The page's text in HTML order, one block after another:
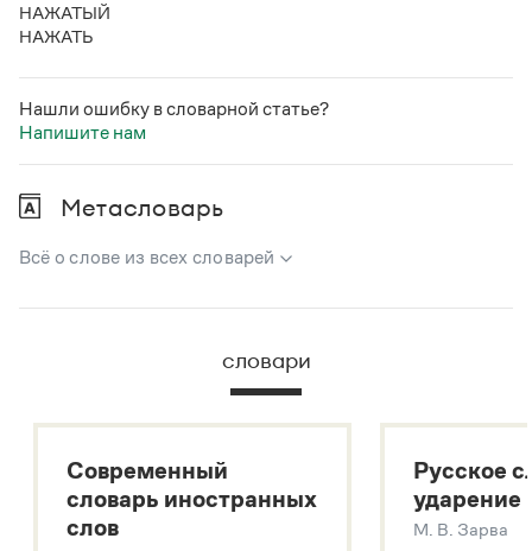
НАЖАТЫЙ
НАЖАТЬ
Нашли ошибку в словарной статье?
Напишите нам
Метасловарь
Всё о слове из всех словарей
В метасловаре Грамоты в удобном виде собрана вся
Русский орфографический словарь
Большой толковый словарь русских глаголов
Современный словарь иностранных слов
Звук – технология синтеза платформы
SaluteSpeech
словари
Современный
словарь иностранных
слов
Русское
ударение
М. В. Зарва